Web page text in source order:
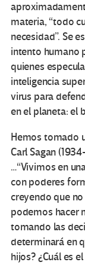
materia, todo
necesidad . Se
intento humano
quienes
inteligencia
virus para
en el planeta: el
Hemos tomado
Carl Sagan
…“Vivimos en
con poderes
creyendo que
podemos hacer
tomando las
determinará en
hijos? ¿Cuál es